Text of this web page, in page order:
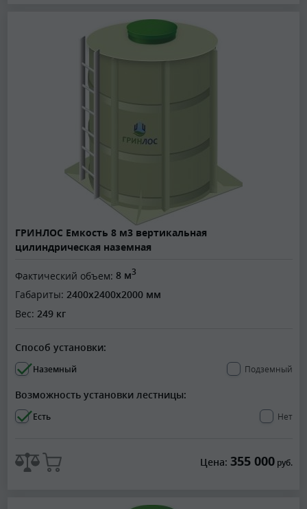
ГРИНЛОС Емкость 8 м3 вертикальная
цилиндрическая наземная
Фактический объем: 8 м3
Габариты: 2400x2400x2000 мм
Вес: 249 кг
Способ установки:
Наземный Подземный
Возможность установки лестницы:
Есть Нет
Цена: 355 000руб.